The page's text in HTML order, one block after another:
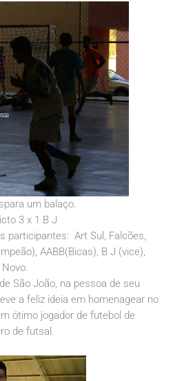
um balaço.
3 x 1 B J
participantes: Art Sul, Falcões,
AABB(Bicas), B J (vice),
São João, na pessoa de seu
a feliz ideia em homenagear no
ótimo jogador de futebol de
de futsal.